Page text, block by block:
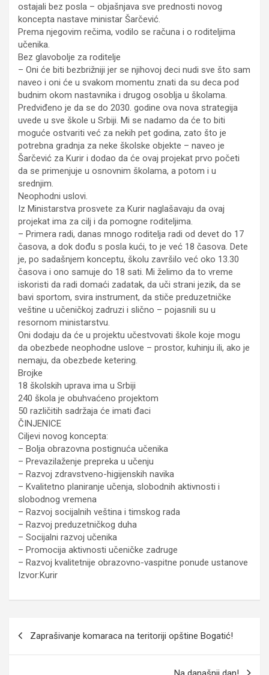
ostajali bez posla – objašnjava sve prednosti novog
koncepta nastave ministar Šarčević.
Prema njegovim rečima, vodilo se računa i o roditeljima
učenika.
Bez glavobolje za roditelje
– Oni će biti bezbrižniji jer se njihovoj deci nudi sve što sam
naveo i oni će u svakom momentu znati da su deca pod
budnim okom nastavnika i drugog osoblja u školama.
Predviđeno je da se do 2030. godine ova nova strategija
uvede u sve škole u Srbiji. Mi se nadamo da će to biti
moguće ostvariti već za nekih pet godina, zato što je
potrebna gradnja za neke školske objekte – naveo je
Šarčević za Kurir i dodao da će ovaj projekat prvo početi
da se primenjuje u osnovnim školama, a potom i u
srednjim.
Neophodni uslovi.
Iz Ministarstva prosvete za Kurir naglašavaju da ovaj
projekat ima za cilj i da pomogne roditeljima.
– Primera radi, danas mnogo roditelja radi od devet do 17
časova, a dok dođu s posla kući, to je već 18 časova. Dete
je, po sadašnjem konceptu, školu završilo već oko 13.30
časova i ono samuje do 18 sati. Mi želimo da to vreme
iskoristi da radi domaći zadatak, da uči strani jezik, da se
bavi sportom, svira instrument, da stiče preduzetničke
veštine u učeničkoj zadruzi i slično – pojasnili su u
resornom ministarstvu.
Oni dodaju da će u projektu učestvovati škole koje mogu
da obezbede neophodne uslove – prostor, kuhinju ili, ako je
nemaju, da obezbede ketering.
Brojke
18 školskih uprava ima u Srbiji
240 škola je obuhvaćeno projektom
50 različitih sadržaja će imati đaci
ČINJENICE
Ciljevi novog koncepta:
– Bolja obrazovna postignuća učenika
– Prevazilaženje prepreka u učenju
– Razvoj zdravstveno-higijenskih navika
– Kvalitetno planiranje učenja, slobodnih aktivnosti i
slobodnog vremena
– Razvoj socijalnih veština i timskog rada
– Razvoj preduzetničkog duha
– Socijalni razvoj učenika
– Promocija aktivnosti učeničke zadruge
– Razvoj kvalitetnije obrazovno-vaspitne ponude ustanove
Izvor:Kurir
чланка
Zaprašivanje komaraca na teritoriji opštine Bogatić!